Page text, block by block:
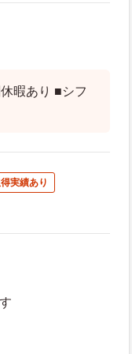
暇あり ■シフ
実績あり